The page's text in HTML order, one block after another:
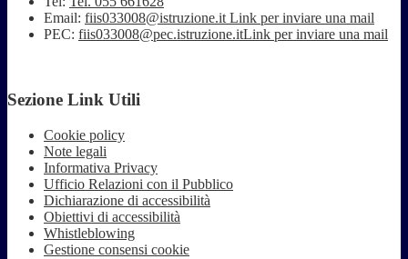
Email: fiis033008@istruzione.it Link per inviare una mail
PEC: fiis033008@pec.istruzione.itLink per inviare una mail
Sezione Link Utili
Cookie policy
Note legali
Informativa Privacy
Ufficio Relazioni con il Pubblico
Dichiarazione di accessibilità
Obiettivi di accessibilità
Whistleblowing
Gestione consensi cookie